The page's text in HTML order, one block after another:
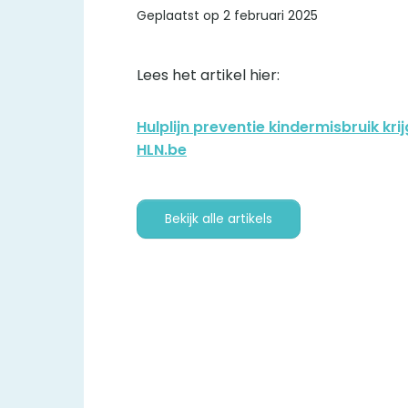
Geplaatst op 2 februari 2025
Lees het artikel hier:
Hulplijn preventie kindermisbruik
HLN.be
Bekijk alle artikels